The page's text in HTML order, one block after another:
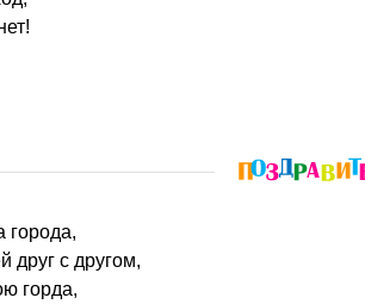
города,
друг с другом,
горда,